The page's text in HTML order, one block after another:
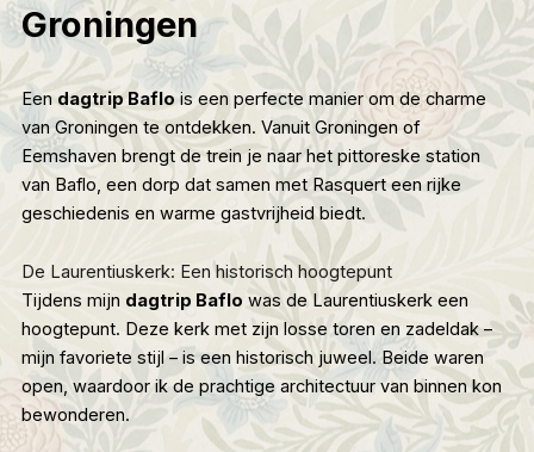
Groningen
Een dagtrip Baflo is een perfecte manier om de charme
van Groningen te ontdekken. Vanuit Groningen of
Eemshaven brengt de trein je naar het pittoreske station
van Baflo , een dorp dat samen met Rasquert een rijke
geschiedenis en warme gastvrijheid biedt.
De Laurentiuskerk: Een historisch hoogtepunt
Tijdens mijn dagtrip Baflo was deLaurentiuskerkeen
hoogtepunt. Deze kerk met zijn losse toren en zadeldak –
mijn favoriete stijl – is een historisch juweel. Beide waren
open, waardoor ik de prachtige architectuur van binnen kon
bewonderen.